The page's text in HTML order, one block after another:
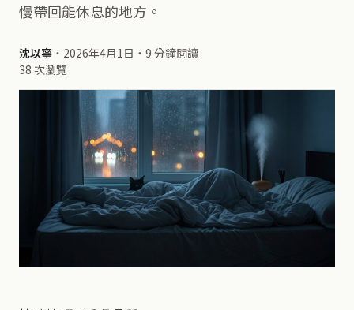
慢帶回能休息的地方。
沈以寧 ・ 2026年4月1日 ・ 9 分鐘閱讀
38 次瀏覽